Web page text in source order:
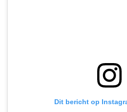
Dit bericht op